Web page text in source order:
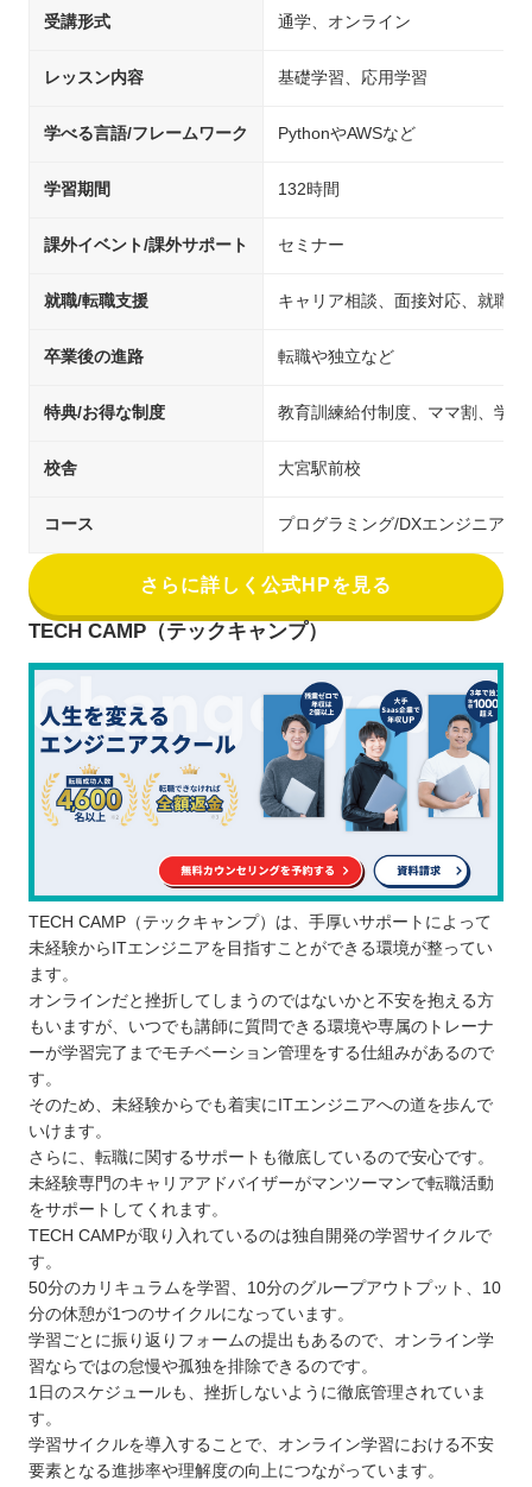
受講形式 通学、オンライン
レッスン内容 基礎学習、応用学習
学べる言語/フレームワーク PythonやAWSなど
学習期間 132時間
課外イベント/課外サポート セミナー
就職/転職支援 キャリア相談、面接対応、就職先
卒業後の進路 転職や独立など
特典/お得な制度 教育訓練給付制度、ママ割、学
校舎 大宮駅前校
コース プログラミング/DXエンジニア
さらに詳しく公式HPを見る
TECH CAMP（テックキャンプ）
TECH CAMP（テックキャンプ）は、手厚いサポートによって
未経験からITエンジニアを目指すことができる環境が整ってい
ます。
オンラインだと挫折してしまうのではないかと不安を抱える方
もいますが、いつでも講師に質問できる環境や専属のトレーナ
ーが学習完了までモチベーション管理をする仕組みがあるので
す。
そのため、未経験からでも着実にITエンジニアへの道を歩んで
いけます。
さらに、転職に関するサポートも徹底しているので安心です。
未経験専門のキャリアアドバイザーがマンツーマンで転職活動
をサポートしてくれます。
TECH CAMPが取り入れているのは独自開発の学習サイクルで
す。
50分のカリキュラムを学習、10分のグループアウトプット、10
分の休憩が1つのサイクルになっています。
学習ごとに振り返りフォームの提出もあるので、オンライン学
習ならではの怠慢や孤独を排除できるのです。
1日のスケジュールも、挫折しないように徹底管理されていま
す。
学習サイクルを導入することで、オンライン学習における不安
要素となる進捗率や理解度の向上につながっています。